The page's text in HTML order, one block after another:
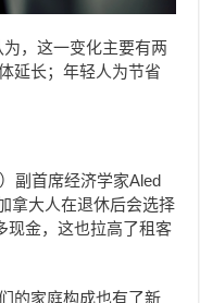
，这一变化主要有两
延长；年轻人为节省
副首席经济学家Aled
拿大人在退休后会选择
现金，这也拉高了租客
的家庭构成也有了新